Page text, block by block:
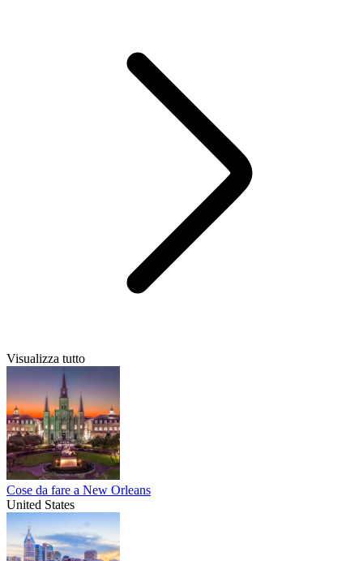
Visualizza tutto
Cose da fare a New Orleans
United States